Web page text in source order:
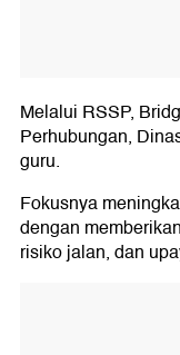
Melalui RSSP,
Perhubungan,
guru.
Fokusnya
dengan
risiko jalan, dan